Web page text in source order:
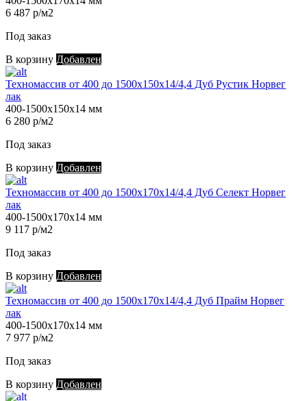
6 487 р/м2
Под заказ
В корзину Добавлен
Техномассив от 400 до 1500х150х14/4,4 Дуб Рустик Норвег
лак
400-1500х150х14 мм
6 280 р/м2
Под заказ
В корзину Добавлен
Техномассив от 400 до 1500х170х14/4,4 Дуб Селект Норвег
лак
400-1500х170х14 мм
9 117 р/м2
Под заказ
В корзину Добавлен
Техномассив от 400 до 1500х170х14/4,4 Дуб Прайм Норвег
лак
400-1500х170х14 мм
7 977 р/м2
Под заказ
В корзину Добавлен